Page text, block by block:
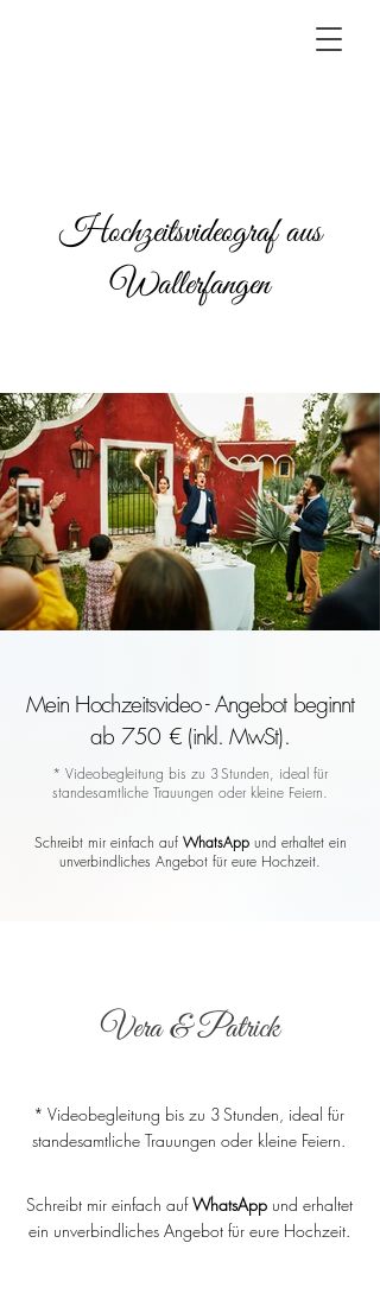
Hochzeitsvideograf aus
Wallerfangen
Mein Hochzeitsvideo - Angebot beginnt
ab 750 € (inkl. MwSt).
* Videobegleitung bis zu 3 Stunden, ideal für
standesamtliche Trauungen oder kleine Feiern.
Schreibt mir einfach auf WhatsAppund erhaltet ein
unverbindliches Angebot für eure Hochzeit.
Vera & Patrick
* Videobegleitung bis zu 3 Stunden, ideal für
standesamtliche Trauungen oder kleine Feiern.
Schreibt mir einfach aufWhatsAppund erhaltet
ein unverbindliches Angebot für eure Hochzeit.